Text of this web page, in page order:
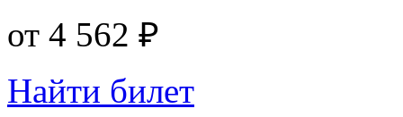
от 4 562 ₽
Найти билет